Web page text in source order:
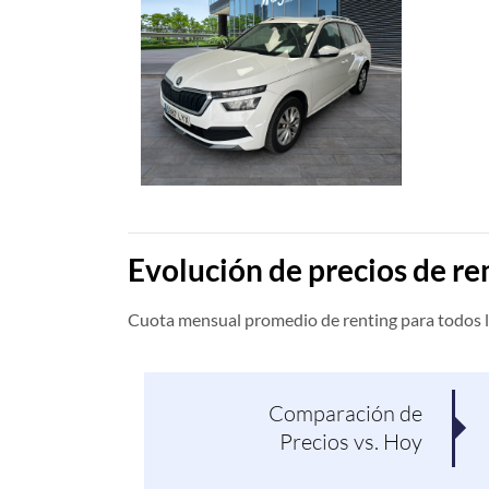
Evolución de precios de
Cuota mensual promedio de renting para
Comparación de
Precios vs. Hoy